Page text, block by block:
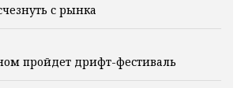
с рынка
пройдет дрифт-фестиваль